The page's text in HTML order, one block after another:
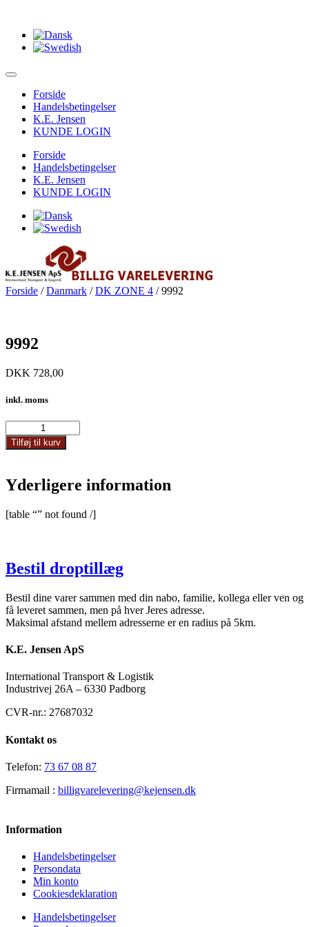
Forside
Handelsbetingelser
K.E. Jensen
KUNDE LOGIN
Forside
Handelsbetingelser
K.E. Jensen
KUNDE LOGIN
Forside /Danmark /DK ZONE 4 / 9992
9992
DKK 728,00
inkl. moms
antal
Tilføj til kurv
Yderligere information
[table “” not found /]
Bestil droptillæg
Bestil dine varer sammen med din nabo, familie, kollega eller ven og
få leveret sammen, men på hver Jeres adresse.
Maksimal afstand mellem adresserne er en radius på 5km.
K.E. Jensen ApS
International Transport & Logistik
Industrivej 26A – 6330 Padborg
CVR-nr.: 27687032
Kontakt os
Telefon: 73 67 08 87
Firmamail : billigvarelevering@kejensen.dk
Information
Handelsbetingelser
Persondata
Min konto
Cookiesdeklaration
Handelsbetingelser